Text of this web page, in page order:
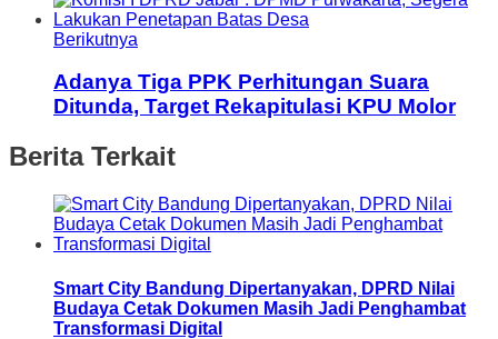
Berikutnya
Adanya Tiga PPK Perhitungan Suara
Ditunda, Target Rekapitulasi KPU Molor
Berita Terkait
Smart City Bandung Dipertanyakan, DPRD Nilai
Budaya Cetak Dokumen Masih Jadi Penghambat
Transformasi Digital